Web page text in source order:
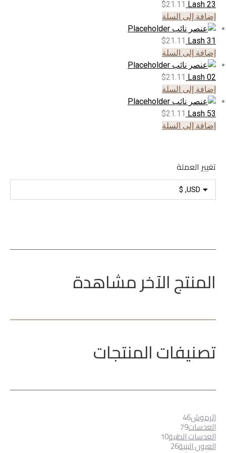
Lash 23
$21.11
إضافة إلى السلة
Lash 31
$21.11
إضافة إلى السلة
Lash 02
$21.11
إضافة إلى السلة
Lash 53
$21.11
إضافة إلى السلة
تغيير العملة
المنتج الآخر مشاهدة
تصنيفات المنتجات
الرموش46
منتج العدسات79
منتج
العدسات الطبية10
العيون البنية26